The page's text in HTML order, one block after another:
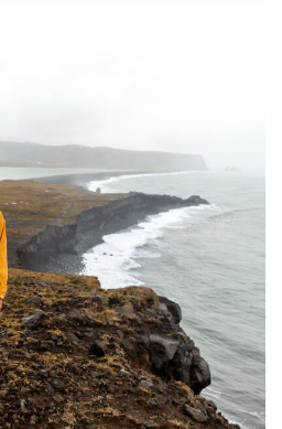
hurtownia odzieży
łańcuchu dostaw
jakie odgrywa
hurtownia
w dynamicznie rozwijającej
produktów: Hurtownie
odzieży damskiej, umożliwiając